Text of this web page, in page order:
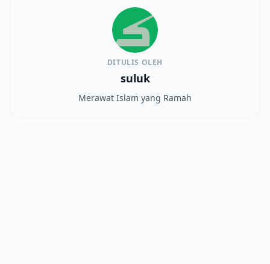
DITULIS OLEH
suluk
Merawat Islam yang Ramah